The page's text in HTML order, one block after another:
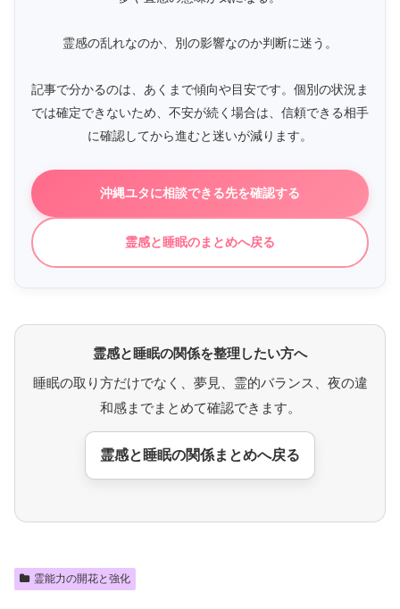
霊感の乱れなのか、別の影響なのか判断に迷う。
記事で分かるのは、あくまで傾向や目安です。個別の状況ま
では確定できないため、不安が続く場合は、信頼できる相手
に確認してから進むと迷いが減ります。
沖縄ユタに相談できる先を確認する
霊感と睡眠のまとめへ戻る
霊感と睡眠の関係を整理したい方へ
睡眠の取り方だけでなく、夢見、霊的バランス、夜の違
和感までまとめて確認できます。
霊感と睡眠の関係まとめへ戻る
霊能力の開花と強化